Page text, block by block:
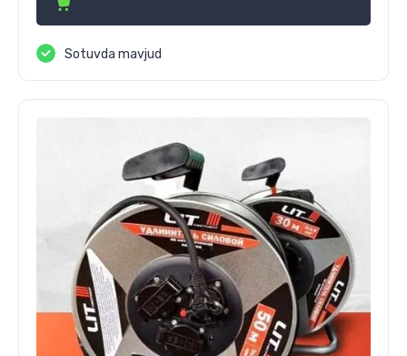
Sotuvda mavjud